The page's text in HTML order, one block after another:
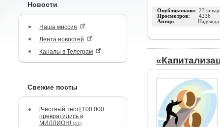
Новости
Наша миссия
Лента новостей
Каналы в Телеграм
Свежие посты
[Честный тест] 100 000
превратились в
МИЛЛИОН! (41)
Опубликовано: 23
Просмотров: 4236
Автор: Надежда